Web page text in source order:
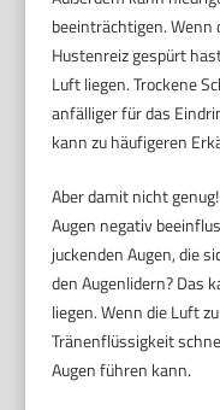
beeinträchtigen. Wenn
Hustenreiz gespürt
Luft liegen. Trockene
anfälliger für das
kann zu häufigeren
Aber damit nicht
Augen negativ
juckenden Augen, die
den Augenlidern? Das
liegen. Wenn die Luft
Tränenflüssigkeit
Augen führen kann.